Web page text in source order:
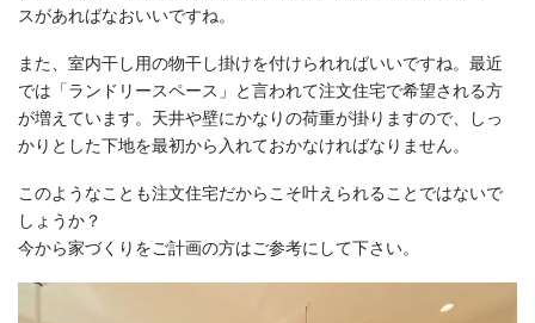
スがあればなおいいですね。
また、室内干し用の物干し掛けを付けられればいいですね。最近
では「ランドリースペース」と言われて注文住宅で希望される方
が増えています。天井や壁にかなりの荷重が掛りますので、しっ
かりとした下地を最初から入れておかなければなりません。
このようなことも注文住宅だからこそ叶えられることではないで
しょうか？
今から家づくりをご計画の方はご参考にして下さい。